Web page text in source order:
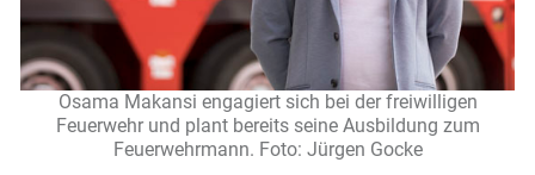
Osama Makansi engagiert sich bei der freiwilligen
Feuerwehr und plant bereits seine Ausbildung zum
Feuerwehrmann. Foto: Jürgen Gocke